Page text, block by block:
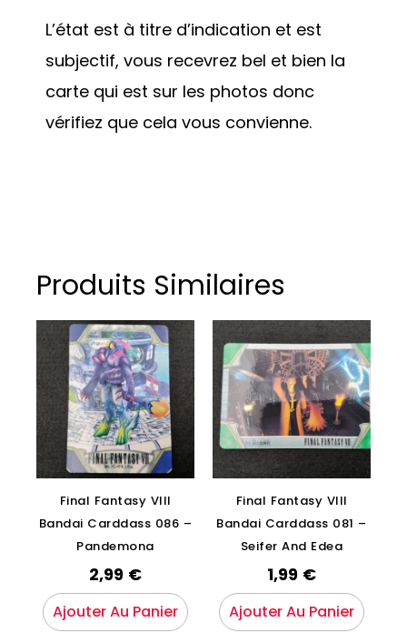
L’état est à titre d’indication et est
subjectif, vous recevrez bel et bien la
carte qui est sur les photos donc
vérifiez que cela vous convienne.
Produits Similaires
Final Fantasy VIII
Bandai Carddass 086 –
Pandemona
2,99 €
Ajouter Au Panier
Final Fantasy VIII
Bandai Carddass 081 –
Seifer And Edea
1,99 €
Ajouter Au Panier